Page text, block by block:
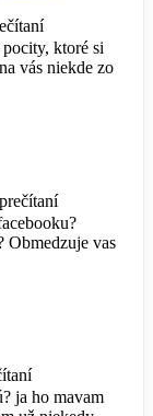
ktoré si
vás niekde zo
Obmedzuje vas
ja ho mavam